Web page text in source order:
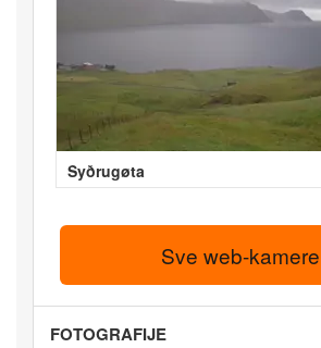
Syðrugøta
Sve web-kamere
FOTOGRAFIJE